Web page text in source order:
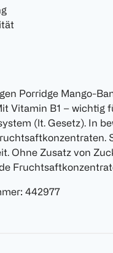
Porridge Mango-
Vitamin B1 – wichtig
(lt. Gesetz). In
Ohne Zusatz von
: 442977